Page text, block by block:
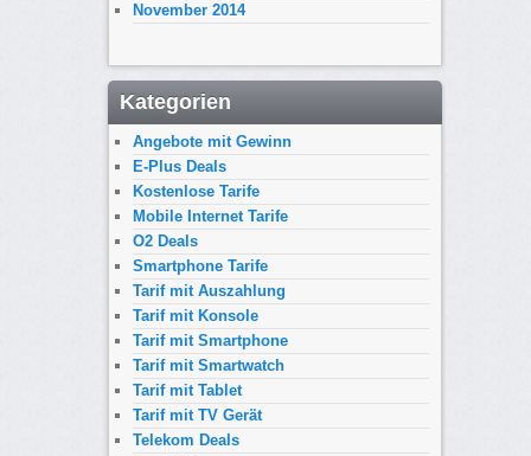
November 2014
Kategorien
Angebote mit Gewinn
E-Plus Deals
Kostenlose Tarife
Mobile Internet Tarife
O2 Deals
Smartphone Tarife
Tarif mit Auszahlung
Tarif mit Konsole
Tarif mit Smartphone
Tarif mit Smartwatch
Tarif mit Tablet
Tarif mit TV Gerät
Telekom Deals